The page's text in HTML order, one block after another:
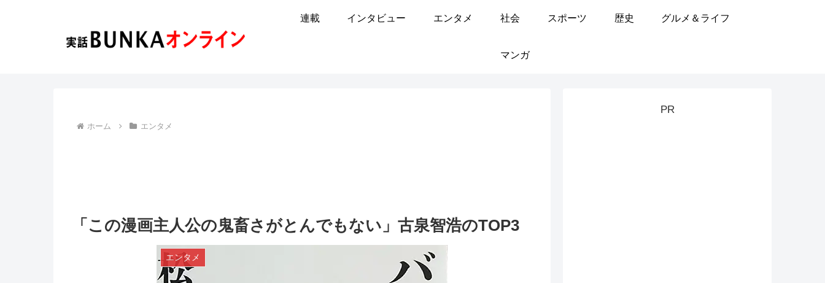
連載 インタビュー エンタメ 社会 スポーツ 歴史 グルメ＆ライフ
マンガ
ホーム エンタメ
「この漫画主人公の鬼畜さがとんでもない」古泉智浩のTOP3
エンタメ
PR